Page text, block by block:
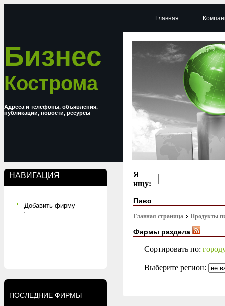
Бизнес
Кострома
Адреса и телефоны, объявления,
публикации, новости, ресурсы
НАВИГАЦИЯ
Добавить фирму
ПОСЛЕДНИЕ ФИРМЫ
Главная
Я
ищу:
Пиво
Главная страница Продукты
Фирмы раздела
Сортировать по:
Выберите регион: